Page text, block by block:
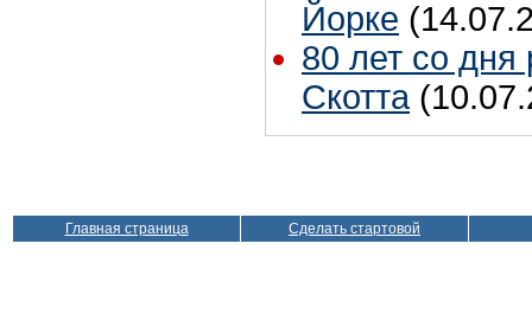
Йорке
80 лет со
Скотта
Главная страница Сделать стартовой